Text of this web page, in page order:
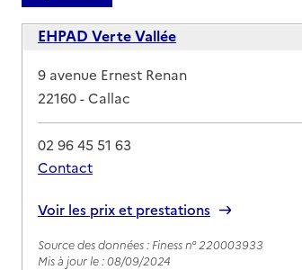
EHPAD Verte Vallée
Adresse
9 avenue Ernest Renan
22160-Callac
02 96 45 51 63
Contact
Voir les prix et prestations
Source des données : Finess n° 220003933
Mis à jour le : 08/09/2024